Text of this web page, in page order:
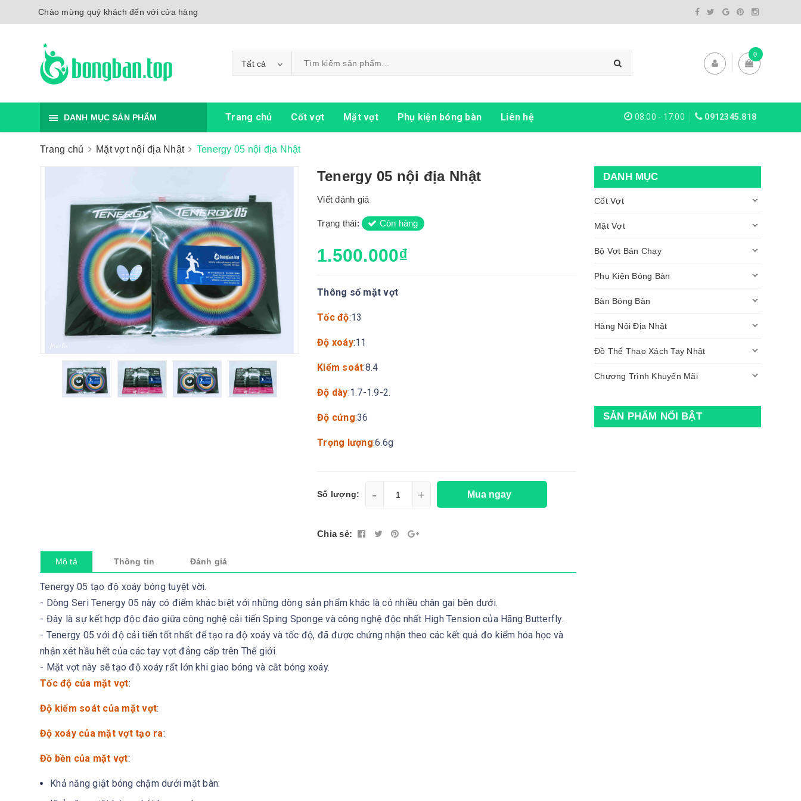
Chào mừng quý khách đến với cửa hàng
Tất cả
0
DANH MỤC SẢN PHẨM Trang chủ Cốt vợt Mặt vợt Phụ kiện bóng bàn Liên hệ 08:00 - 17:00 0912345.818
Trang chủ Mặt vợt nội địa Nhật Tenergy 05 nội địa Nhật
Tenergy 05 nội địa Nhật
Viết đánh giá
Trạng thái: Còn hàng
1.500.000₫
Thông số mặt vợt
Tốc độ:13
Độ xoáy:11
Kiểm soát:8.4
Độ dày:1.7-1.9-2.
Độ cứng:36
Trọng lượng:6.6g
Số lượng: - + Mua ngay
Chia sẻ:
Mô tả Thông tin Đánh giá
Tenergy 05 tạo độ xoáy bóng tuyệt vời.
- Dòng Seri Tenergy 05 này có điểm khác biệt với những dòng sản phẩm khác là có nhiều chân gai bên dưới.
- Đây là sự kết hợp độc đáo giữa công nghệ cải tiến Sping Sponge và công nghệ độc nhất High Tension của Hãng Butterfly.
- Tenergy 05 với độ cải tiến tốt nhất để tạo ra độ xoáy và tốc độ, đã được chứng nhận theo các kết quả đo kiểm hóa học và
nhận xét hầu hết của các tay vợt đẳng cấp trên Thế giới.
- Mặt vợt này sẽ tạo độ xoáy rất lớn khi giao bóng và cắt bóng xoáy.
Tốc độ của mặt vợt:
Độ kiểm soát của mặt vợt:
Độ xoáy của mặt vợt tạo ra:
Đồ bền của mặt vợt:
Khả năng giật bóng chậm dưới mặt bàn:
DANH MỤC
Cốt Vợt
Mặt Vợt
Bộ Vợt Bán Chạy
Phụ Kiện Bóng Bàn
Bàn Bóng Bàn
Hàng Nội Địa Nhật
Đồ Thể Thao Xách Tay Nhật
Chương Trình Khuyến Mãi
SẢN PHẨM NỔI BẬT